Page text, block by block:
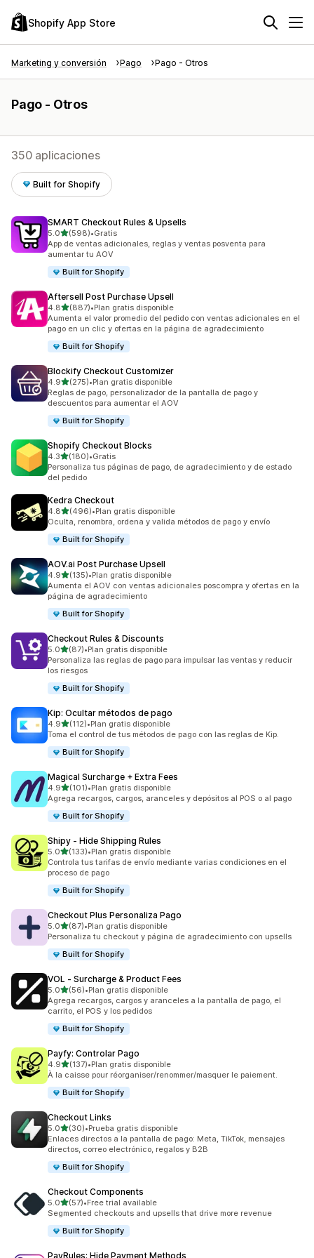
Shopify App Store
Marketing y conversión Pago Pago - Otros
Pago - Otros
350 aplicaciones
Built for Shopify
SMART Checkout Rules & Upsells
5.0de 5 estrellas
(598)
598 reseñas en total
•Gratis
App de ventas adicionales, reglas y ventas posventa para
aumentar tu AOV
Built for Shopify
Aftersell Post Purchase Upsell
4.8de 5 estrellas
(887)
887 reseñas en total
•Plan gratis disponible
Aumenta el valor promedio del pedido con ventas adicionales en el
pago en un clic y ofertas en la página de agradecimiento
Built for Shopify
Blockify Checkout Customizer
4.9de 5 estrellas
(275)
275 reseñas en total
•Plan gratis disponible
Reglas de pago, personalizador de la pantalla de pago y
descuentos para aumentar el AOV
Built for Shopify
Shopify Checkout Blocks
4.3de 5 estrellas
(180)
180 reseñas en total
•Gratis
Personaliza tus páginas de pago, de agradecimiento y de estado
del pedido
Kedra Checkout
4.8de 5 estrellas
(496)
496 reseñas en total
•Plan gratis disponible
Oculta, renombra, ordena y valida métodos de pago y envío
Built for Shopify
AOV.ai Post Purchase Upsell
4.9de 5 estrellas
(135)
135 reseñas en total
•Plan gratis disponible
Aumenta el AOV con ventas adicionales poscompra y ofertas en la
página de agradecimiento
Built for Shopify
Checkout Rules & Discounts
5.0de 5 estrellas
(87)
87 reseñas en total
•Plan gratis disponible
Personaliza las reglas de pago para impulsar las ventas y reducir
los riesgos
Built for Shopify
Kip: Ocultar métodos de pago
4.9de 5 estrellas
(112)
112 reseñas en total
•Plan gratis disponible
Toma el control de tus métodos de pago con las reglas de Kip.
Built for Shopify
Magical Surcharge + Extra Fees
4.9de 5 estrellas
(101)
101 reseñas en total
•Plan gratis disponible
Agrega recargos, cargos, aranceles y depósitos al POS o al pago
Built for Shopify
Shipy ‑ Hide Shipping Rules
5.0de 5 estrellas
(133)
133 reseñas en total
•Plan gratis disponible
Controla tus tarifas de envío mediante varias condiciones en el
proceso de pago
Built for Shopify
Checkout Plus Personaliza Pago
5.0de 5 estrellas
(87)
87 reseñas en total
•Plan gratis disponible
Personaliza tu checkout y página de agradecimiento con upsells
Built for Shopify
VOL ‑ Surcharge & Product Fees
5.0de 5 estrellas
(56)
56 reseñas en total
•Plan gratis disponible
Agrega recargos, cargos y aranceles a la pantalla de pago, el
carrito, el POS y los pedidos
Built for Shopify
Payfy: Controlar Pago
4.9de 5 estrellas
(137)
137 reseñas en total
•Plan gratis disponible
À la caisse pour réorganiser/renommer/masquer le paiement.
Built for Shopify
Checkout Links
5.0de 5 estrellas
(30)
30 reseñas en total
•Prueba gratis disponible
Enlaces directos a la pantalla de pago: Meta, TikTok, mensajes
directos, correo electrónico, regalos y B2B
Built for Shopify
Checkout Components
5.0de 5 estrellas
(57)
57 reseñas en total
•Free trial available
Segmented checkouts and upsells that drive more revenue
Built for Shopify
PayRules: Hide Payment Methods